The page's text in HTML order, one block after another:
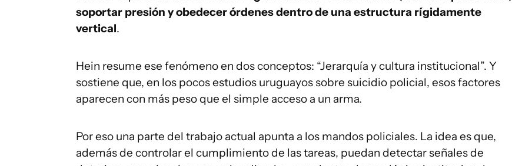
soportar presión y obedecer órdenes dentro de una estructura rígidamente
vertical.
Hein resume ese fenómeno en dos conceptos: “Jerarquía y cultura institucional”. Y
sostiene que, en los pocos estudios uruguayos sobre suicidio policial, esos factores
aparecen con más peso que el simple acceso a un arma.
Por eso una parte del trabajo actual apunta a los mandos policiales. La idea es que,
además de controlar el cumplimiento de las tareas, puedan detectar señales de